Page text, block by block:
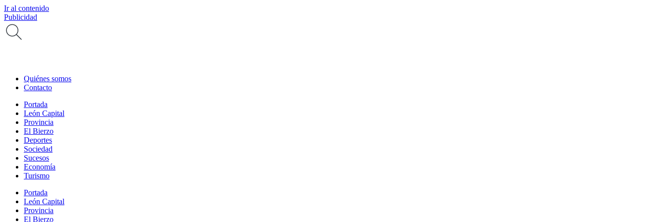
Ir al contenido
Publicidad
Quiénes somos
Contacto
Portada
León Capital
Provincia
El Bierzo
Deportes
Sociedad
Sucesos
Economía
Turismo
Portada
León Capital
Provincia
El Bierzo